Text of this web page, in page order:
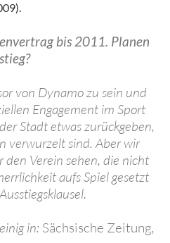
bis 2011. Planen
von Dynamo zu sein und
Engagement im Sport
Stadt etwas zurückgeben,
verwurzelt sind. Aber wir
den Verein sehen, die nicht
aufs Spiel gesetzt
in: Sächsische Zeitung,